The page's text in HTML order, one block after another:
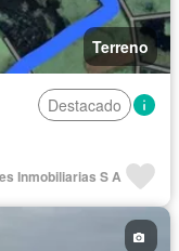
Terreno
Destacado
Hace 3 días, 13 horas en - INVERTAS Soluciones Inmobiliarias S A